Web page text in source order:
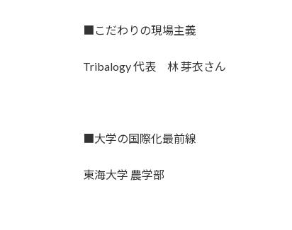
■こだわりの現場主義
Tribalogy 代表 林 芽衣さん
■大学の国際化最前線
東海大学 農学部